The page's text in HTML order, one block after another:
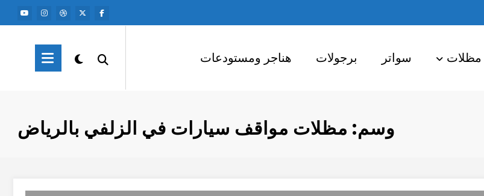
مظلات سواتر برجولات هناجر ومستودعات
وسم: مظلات مواقف سيارات في الزلفي بالرياض